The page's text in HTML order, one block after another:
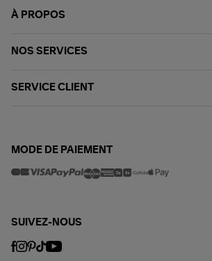
À PROPOS
NOS SERVICES
SERVICE CLIENT
MODE DE PAIEMENT
SUIVEZ-NOUS